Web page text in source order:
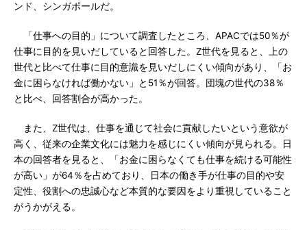
ンド、シンガポールだ。
「仕事への目的」について調査したところ、APACでは50％が
仕事に目的を見いだしていると回答した。Z世代を見ると、上の
世代と比べて仕事に目的意識を見いだしにくい傾向があり、「お
金に困らなければ働かない」と51％が回答。団塊の世代の38％
と比べ、回答割合が高かった。
また、Z世代は、仕事を通じて社会に貢献したいという意欲が
高く、従来の企業文化には魅力を感じにくい傾向が見られる。日
本の回答者を見ると、「お金に困らなくても仕事を続ける可能性
が高い」が64％を占めており、日本の働き手が仕事の目的や安
定性、役割への忠誠心など本質的な要因をより重視していること
がうかがえる。